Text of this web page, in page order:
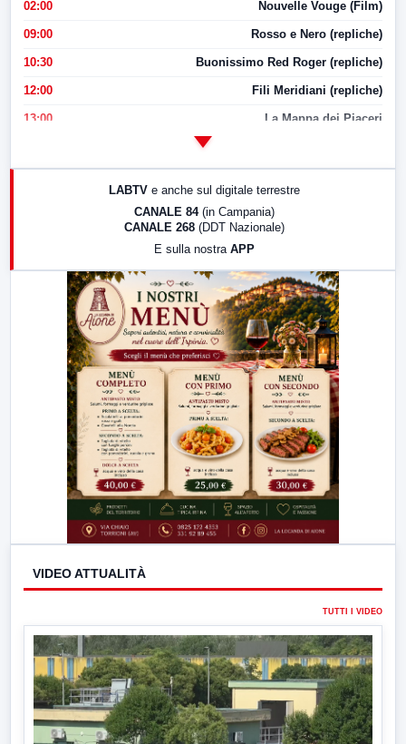
02:00 Nouvelle Vouge (Film)
09:00 Rosso e Nero (repliche)
10:30 Buonissimo Red Roger (repliche)
12:00 Fili Meridiani (repliche)
13:00 La Mappa dei Piaceri
LabNews (replica)
LABTV e anche sul digitale terrestre
CANALE 84 (in Campania)
CANALE 268 (DDT Nazionale)
E sulla nostra APP
VIDEO ATTUALITÀ
TUTTI I VIDEO